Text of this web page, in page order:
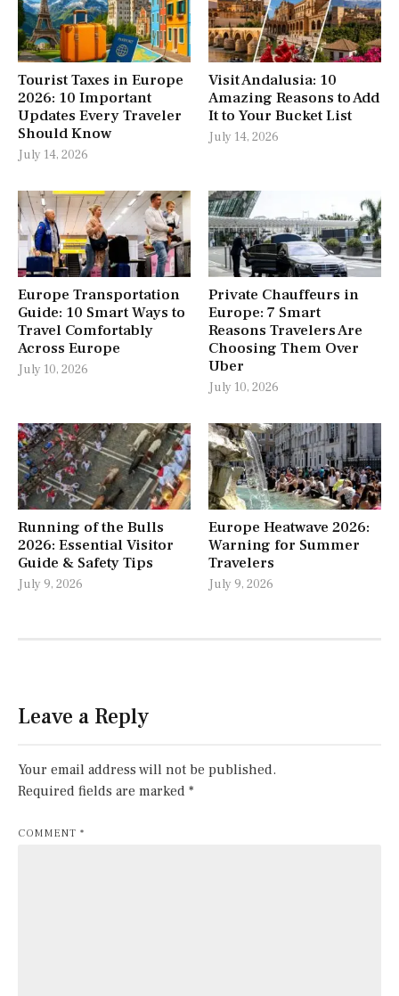
Tourist Taxes in Europe
2026: 10 Important
Updates Every Traveler
Should Know
July 14, 2026
Visit Andalusia: 10
Amazing Reasons to Add
It to Your Bucket List
July 14, 2026
Europe Transportation
Guide: 10 Smart Ways to
Travel Comfortably
Across Europe
July 10, 2026
Private Chauffeurs in
Europe: 7 Smart
Reasons Travelers Are
Choosing Them Over
Uber
July 10, 2026
Running of the Bulls
2026: Essential Visitor
Guide & Safety Tips
July 9, 2026
Europe Heatwave 2026:
Warning for Summer
Travelers
July 9, 2026
Leave a Reply
Your email address will not be published.
Required fields are marked *
COMMENT *